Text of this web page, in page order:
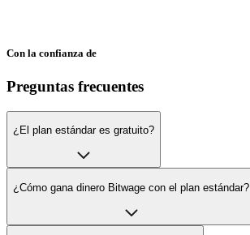
Con la confianza de
Preguntas frecuentes
¿El plan estándar es gratuito?
¿Cómo gana dinero Bitwage con el plan estándar?